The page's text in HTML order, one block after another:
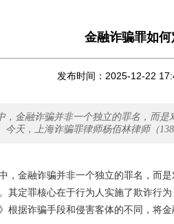
金融诈骗罪如
发布时间：2025-12-22
，金融诈骗并非一个独立的罪名，而
今天，上海诈骗罪律师杨佰林律师（
，金融诈骗并非一个独立的罪名，而
其定罪核心在于行为人实施了欺诈行
根据诈骗手段和侵害客体的不同，将金